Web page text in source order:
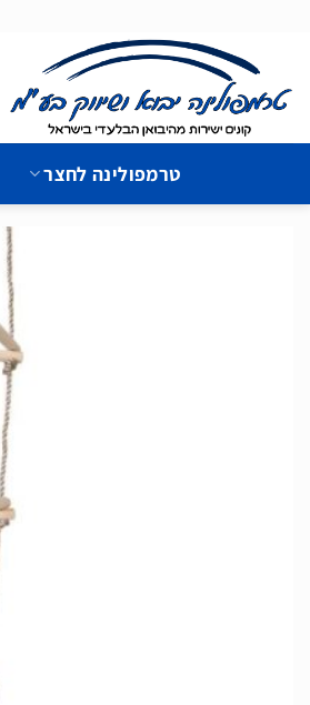
content
טרמפולינה לחצר